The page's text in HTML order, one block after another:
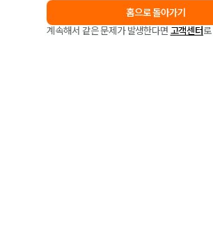
홈으로 돌아가기
계속해서 같은 문제가 발생한다면 고객센터